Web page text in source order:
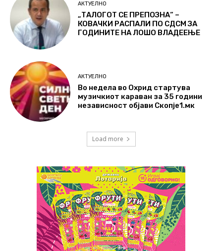
АКТУЕЛНО
„ТАЛОГОТ СЕ ПРЕПОЗНА“ –
КОВАЧКИ РАСПАЛИ ПО СДСМ ЗА
ГОДИНИТЕ НА ЛОШО ВЛАДЕЕЊЕ
АКТУЕЛНО
Во недела во Охрид стартува
музичкиот караван за 35 години
независност објави Скопје1.мк
Load more